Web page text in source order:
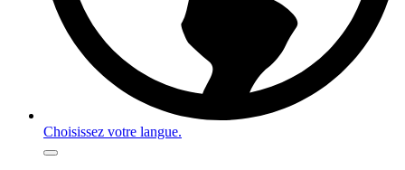
Choisissez votre langue.